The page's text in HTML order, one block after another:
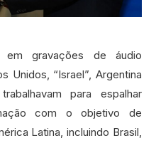
em gravações de áudio
Unidos, “Israel”, Argentina
para espalhar
com o objetivo de
Latina, incluindo Brasil,